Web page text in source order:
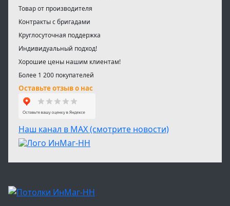
Товар от производителя
Контракты с бригадами
Круглосуточная поддержка
Индивидуальный подход!
Хорошие цены нашим клиентам!
Более 1 200 покупателей
Оставьте отзыв о нас
Наш канал в МАХ (смотрите новости)